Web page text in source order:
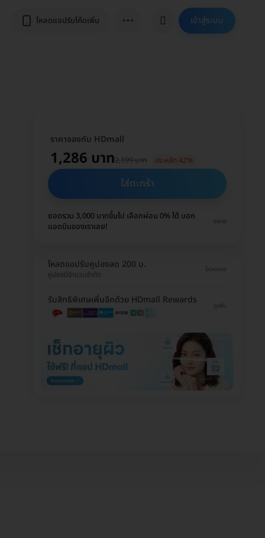
โหลดแอปรับโค้ดเพิ่ม ⋯ เข้าสู่ระบบ
ราคาจองกับ HDmall
1,286 บาท2,199 บาท ประหยัด 42%
ใส่ตะกร้า
ยอดรวม 3,000 บาทขึ้นไป เลือกผ่อน 0% ได้ บอก
แอดมินของเราเลย!
ขยาย
โหลดแอปรับคูปองลด 200 บ.
คูปองมีจำนวนจำกัด
โหลดเลย
รับสิทธิพิเศษเพิ่มอีกด้วย HDmall Rewards
ดูเพิ่ม